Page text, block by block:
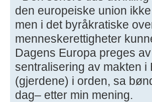
den europeiske union
men i det byråkratiske
menneskerettigheter
Dagens Europa preges
sentralisering av makten
(gjerdene) i orden, sa
dag– etter min mening.